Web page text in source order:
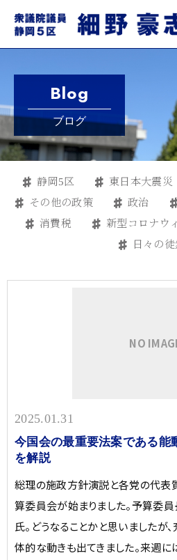
Blog
ブログ
静岡5区 東日本大震災
その他の政策
政治
消費税
新型コロナウ
日々の徒
NO
2025.01.31
今国会の最重要法案である能
を解説
総理の施政方針演説と各党の代表
算委員会が始まりました。予算委
氏。どうなることかと思いましたが
体的な動きも出てきました。来週